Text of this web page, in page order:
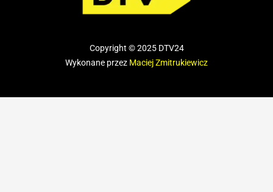
Copyright © 2025 DTV24
Wykonane przez Maciej Zmitrukiewicz